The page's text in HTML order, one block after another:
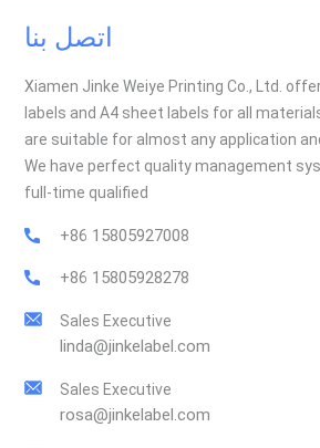
اتصل بنا
Xiamen Jinke Weiye Printing Co., Ltd.
labels and A4 sheet labels for all
are suitable for almost any application
We have perfect quality management
full-time qualified
+86 15805927008
+86 15805928278
Sales Executive
linda@jinkelabel.com
Sales Executive
rosa@jinkelabel.com